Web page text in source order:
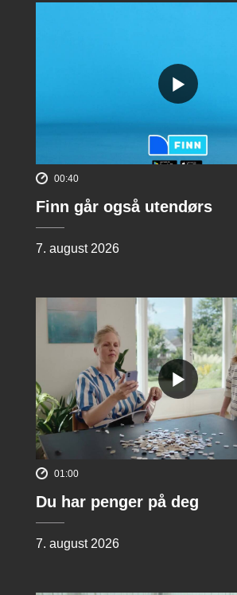
00:40
Finn går også utendørs
7. august 2026
01:00
Du har penger på deg
7. august 2026